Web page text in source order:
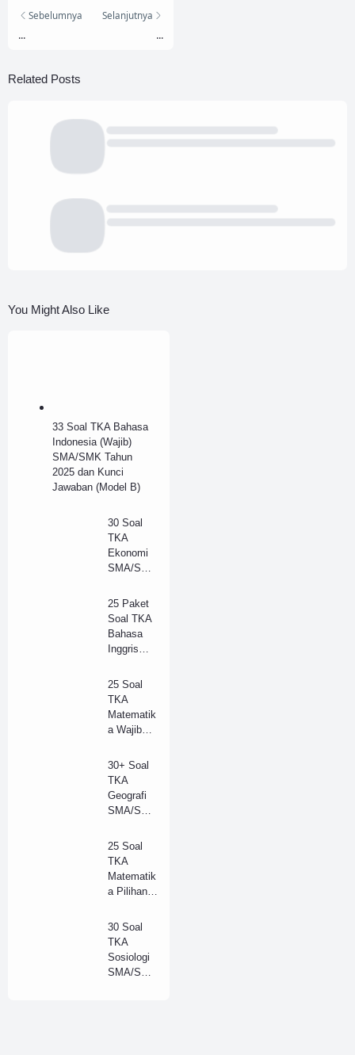
Sebelumnya
...
Selanjutnya
...
Related Posts
You Might Also Like
33 Soal TKA Bahasa
Indonesia (Wajib)
SMA/SMK Tahun
2025 dan Kunci
Jawaban (Model B)
30 Soal
TKA
Ekonomi
SMA/SM
2025 dan
Kunci
Jawaban
(B)
25 Paket
Soal TKA
Bahasa
Inggris
SMA/SM
K 2025 +
Kunci
Jawaban
(Model B)
25 Soal
TKA
Matematik
a Wajib
Tahun
2025 +
Kunci
Jawaban
30+ Soal
TKA
Geografi
SMA/SM
2025 dan
Kunci
Jawaban
(A)
25 Soal
TKA
Matematik
a Pilihan
Tahun
2025 +
Kunci
Jawaban
30 Soal
TKA
Sosiologi
SMA/SM